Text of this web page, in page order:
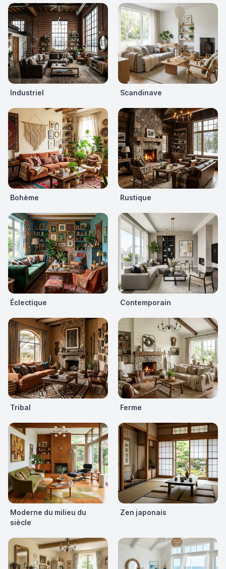
Industriel Scandinave
Bohème Rustique
Éclectique Contemporain
Tribal Ferme
Moderne du milieu du
siècle
Zen japonais